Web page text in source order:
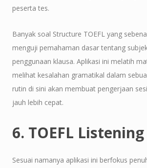
peserta tes.
Banyak soal Structure TOEFL yang
menguji pemahaman dasar tentang
penggunaan klausa. Aplikasi ini melatih
melihat kesalahan gramatikal dalam
rutin di sini akan membuat pengerjaan
jauh lebih cepat.
6. TOEFL Listening
Sesuai namanya aplikasi ini berfokus